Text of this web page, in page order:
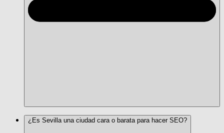
¿Es Sevilla una ciudad cara o barata para hacer SEO?